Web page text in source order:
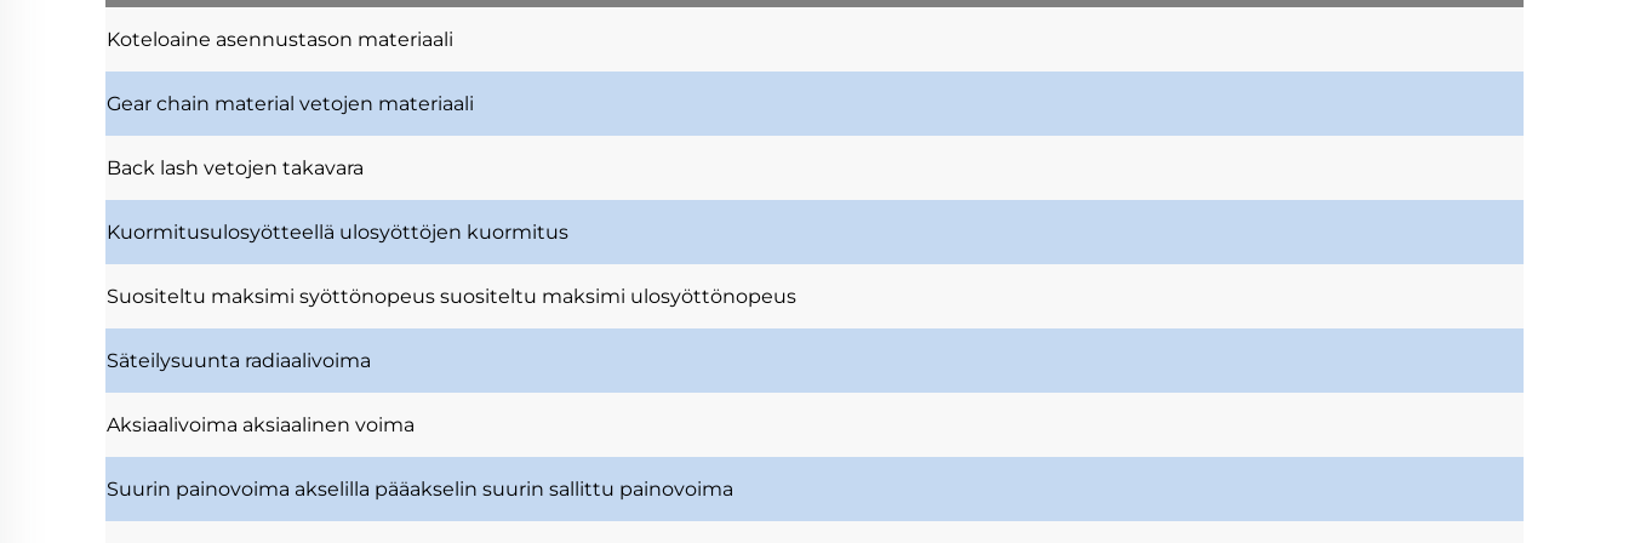
Koteloaine asennustason materiaali
Gear chain material vetojen materiaali
Back lash vetojen takavara
Kuormitusulosyötteellä ulosyöttöjen kuormitus
Suositeltu maksimi syöttönopeus suositeltu maksimi ulosyöttönopeus
Säteilysuunta radiaalivoima
Aksiaalivoima aksiaalinen voima
Suurin painovoima akselilla pääakselin suurin sallittu painovoima